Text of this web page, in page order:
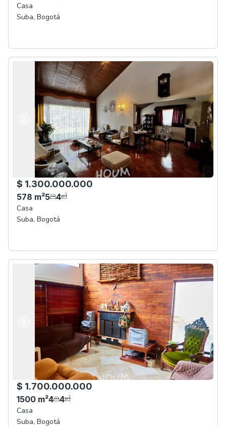
Casa
Suba, Bogotá
Anterior
Siguiente
$ 1.300.000.000
578 m²5 4
Casa
Suba, Bogotá
Anterior
Siguiente
$ 1.700.000.000
1500 m²4 4
Casa
Suba, Bogotá